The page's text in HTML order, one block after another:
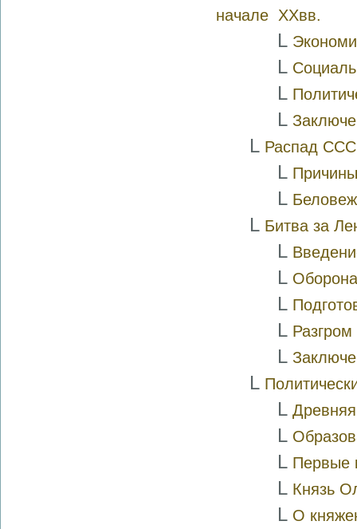
начале XXвв.
L
L
L
L
L Распад
L
L
L Битва за
L
L
L
L
L
L
L
L
L Первые
L Князь
L О